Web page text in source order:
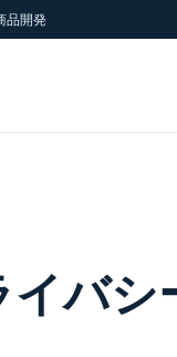
品開発
イバシ